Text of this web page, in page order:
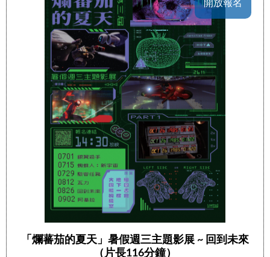
開放報名
「爛蕃茄的夏天」暑假週三主題影展 ~ 回到未來
（片長116分鐘）